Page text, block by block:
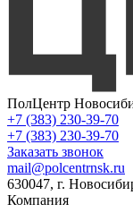
ПолЦентр
+7 (383) 230-39-70
+7 (383) 230-39-70
Заказать звонок
mail@polcentrnsk.ru
630047, г.
Компания